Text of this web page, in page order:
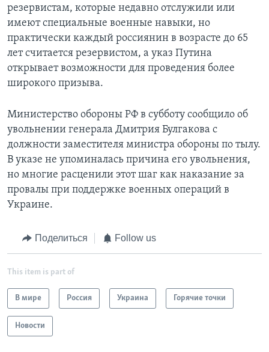
резервистам, которые недавно отслужили или
имеют специальные военные навыки, но
практически каждый россиянин в возрасте до 65
лет считается резервистом, а указ Путина
открывает возможности для проведения более
широкого призыва.
Министерство обороны РФ в субботу сообщило об
увольнении генерала Дмитрия Булгакова с
должности заместителя министра обороны по тылу.
В указе не упоминалась причина его увольнения,
но многие расценили этот шаг как наказание за
провалы при поддержке военных операций в
Украине.
Поделиться Follow us
This item is part of
В мире Россия Украина Горячие точки
Новости